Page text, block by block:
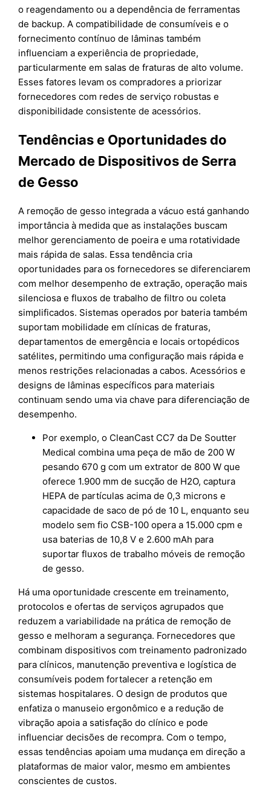
o reagendamento ou a dependência de ferramentas
de backup. A compatibilidade de consumíveis e o
fornecimento contínuo de lâminas também
influenciam a experiência de propriedade,
particularmente em salas de fraturas de alto volume.
Esses fatores levam os compradores a priorizar
fornecedores com redes de serviço robustas e
disponibilidade consistente de acessórios.
Tendências e Oportunidades do
Mercado de Dispositivos de Serra
de Gesso
A remoção de gesso integrada a vácuo está ganhando
importância à medida que as instalações buscam
melhor gerenciamento de poeira e uma rotatividade
mais rápida de salas. Essa tendência cria
oportunidades para os fornecedores se diferenciarem
com melhor desempenho de extração, operação mais
silenciosa e fluxos de trabalho de filtro ou coleta
simplificados. Sistemas operados por bateria também
suportam mobilidade em clínicas de fraturas,
departamentos de emergência e locais ortopédicos
satélites, permitindo uma configuração mais rápida e
menos restrições relacionadas a cabos. Acessórios e
designs de lâminas específicos para materiais
continuam sendo uma via chave para diferenciação de
desempenho.
Por exemplo, o CleanCast CC7 da De Soutter
Medical combina uma peça de mão de 200 W
pesando 670 g com um extrator de 800 W que
oferece 1.900 mm de sucção de H2O, captura
HEPA de partículas acima de 0,3 microns e
capacidade de saco de pó de 10 L, enquanto seu
modelo sem fio CSB-100 opera a 15.000 cpm e
usa baterias de 10,8 V e 2.600 mAh para
suportar fluxos de trabalho móveis de remoção
de gesso.
Há uma oportunidade crescente em treinamento,
protocolos e ofertas de serviços agrupados que
reduzem a variabilidade na prática de remoção de
gesso e melhoram a segurança. Fornecedores que
combinam dispositivos com treinamento padronizado
para clínicos, manutenção preventiva e logística de
consumíveis podem fortalecer a retenção em
sistemas hospitalares. O design de produtos que
enfatiza o manuseio ergonômico e a redução de
vibração apoia a satisfação do clínico e pode
influenciar decisões de recompra. Com o tempo,
essas tendências apoiam uma mudança em direção a
plataformas de maior valor, mesmo em ambientes
conscientes de custos.